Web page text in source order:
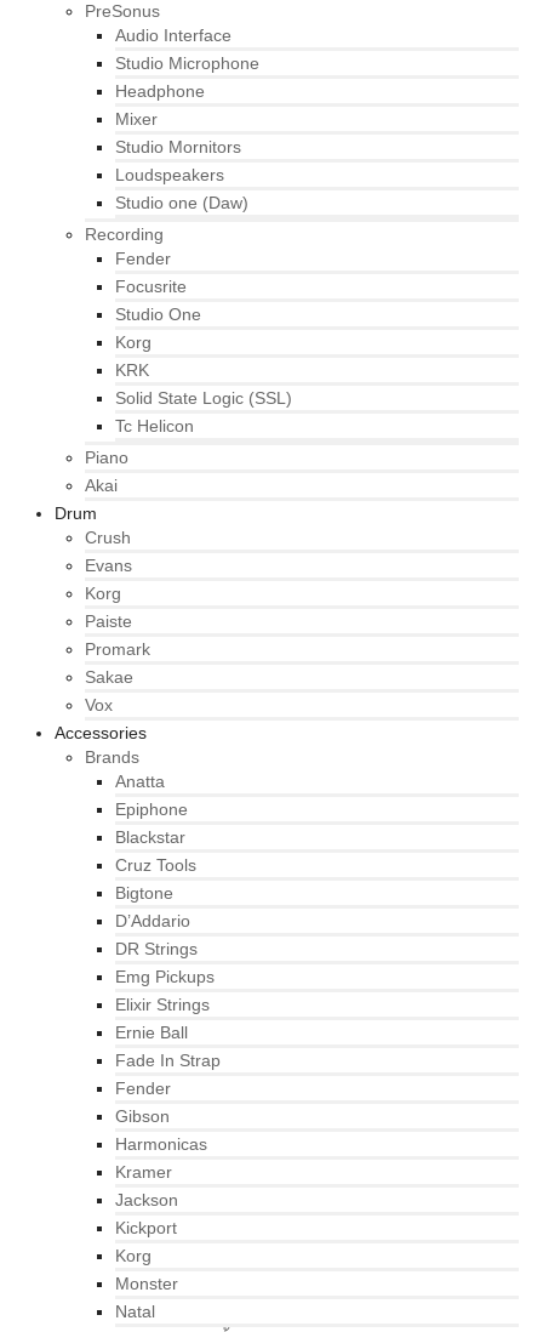
PreSonus
Audio Interface
Studio Microphone
Headphone
Mixer
Studio Mornitors
Loudspeakers
Studio one (Daw)
Recording
Fender
Focusrite
Studio One
Korg
KRK
Solid State Logic (SSL)
Tc Helicon
Piano
Akai
Drum
Crush
Evans
Korg
Paiste
Promark
Sakae
Vox
Accessories
Brands
Anatta
Epiphone
Blackstar
Cruz Tools
Bigtone
D’Addario
DR Strings
Emg Pickups
Elixir Strings
Ernie Ball
Fade In Strap
Fender
Gibson
Harmonicas
Kramer
Jackson
Kickport
Korg
Monster
Natal